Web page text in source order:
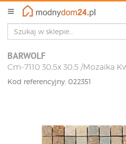
BARWOLF
Cm-7110 30,5x 30,5 /Mozaika
Kod referencyjny: 022351